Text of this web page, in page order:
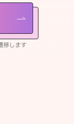
移します